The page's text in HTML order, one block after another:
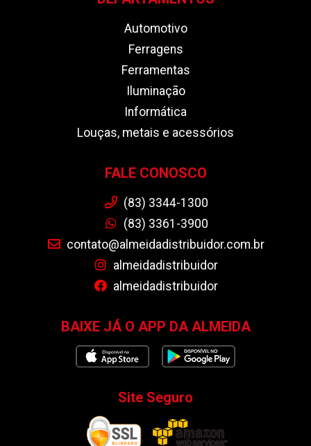
Automotivo
Ferragens
Ferramentas
Iluminação
Informática
Louças, metais e acessórios
FALE CONOSCO
(83) 3344-1300
(83) 3361-3900
contato@almeidadistribuidor.com.br
almeidadistribuidor
almeidadistribuidor
BAIXE JÁ O APP DA ALMEIDA
Site Seguro